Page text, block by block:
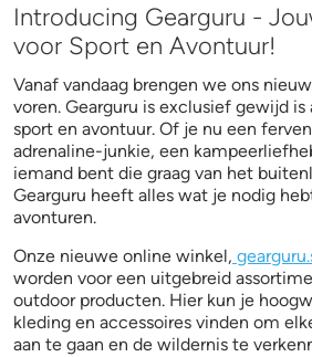
Introducing Gearguru -
voor Sport en Avontuur!
Vanaf vandaag brengen we ons
voren. Gearguru is exclusief gewijd is
sport en avontuur. Of je nu een
adrenaline-junkie, een
iemand bent die graag van het
Gearguru heeft alles wat je nodig
avonturen.
Onze nieuwe online winkel,
worden voor een uitgebreid
outdoor producten. Hier kun je
kleding en accessoires vinden om
aan te gaan en de wildernis te